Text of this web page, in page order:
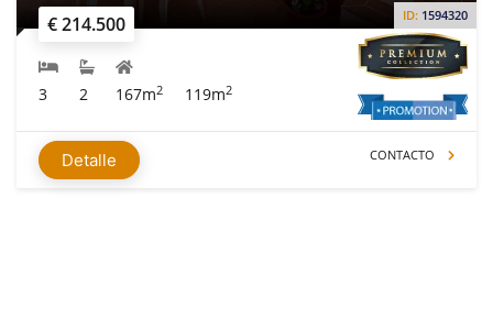
€ 214.500 ID: 1594320
3 2 167m2 119m2
Detalle CONTACTO